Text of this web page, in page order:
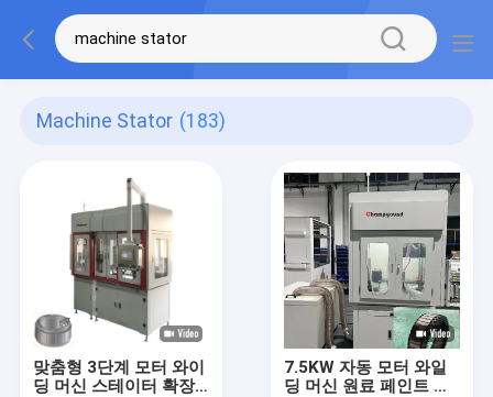
Machine Stator (183)
맞춤형 3단계 모터 와이
딩 머신 스테이터 확장
7.5KW 자동 모터 와일
딩 머신 원료 페인트 스